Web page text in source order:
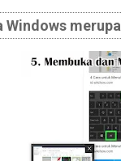
Windows